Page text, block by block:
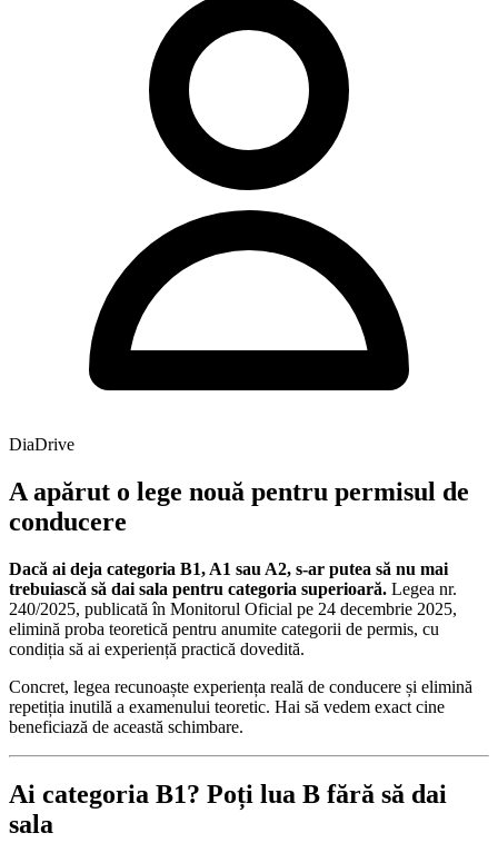
DiaDrive
A apărut o lege nouă pentru permisul de
conducere
Dacă ai deja categoria B1, A1 sau A2, s-ar putea să nu mai
trebuiască să dai sala pentru categoria superioară. Legea nr.
240/2025, publicată în Monitorul Oficial pe 24 decembrie 2025,
elimină proba teoretică pentru anumite categorii de permis, cu
condiția să ai experiență practică dovedită.
Concret, legea recunoaște experiența reală de conducere și elimină
repetiția inutilă a examenului teoretic. Hai să vedem exact cine
beneficiază de această schimbare.
Ai categoria B1? Poți lua B fără să dai
sala